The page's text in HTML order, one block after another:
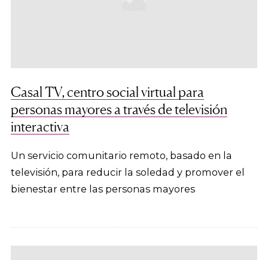
Casal TV, centro social virtual para
personas mayores a través de televisión
interactiva
Un servicio comunitario remoto, basado en la
televisión, para reducir la soledad y promover el
bienestar entre las personas mayores